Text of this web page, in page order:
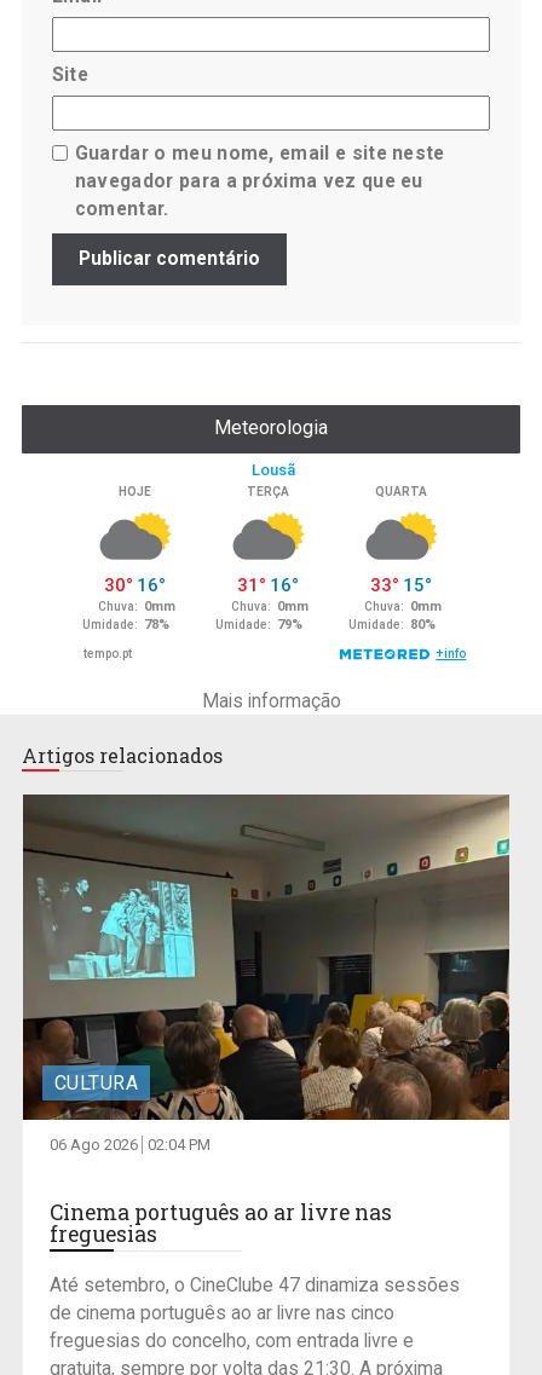
Site
Guardar o meu nome, email e site neste
navegador para a próxima vez que eu
comentar.
Meteorologia
Mais informação
Artigos relacionados
CULTURA
06 Ago 2026 02:04 PM
Cinema português ao ar livre nas
freguesias
Até setembro, o CineClube 47 dinamiza sessões
de cinema português ao ar livre nas cinco
freguesias do concelho, com entrada livre e
gratuita, sempre por volta das 21:30. A próxima